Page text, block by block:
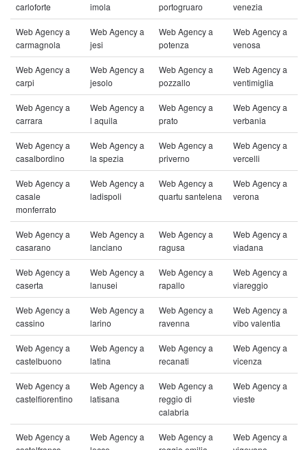
carloforte
imola
portogruaro
venezia
Web Agency a
carmagnola
Web Agency a
jesi
Web Agency a
potenza
Web Agency a
venosa
Web Agency a
carpi
Web Agency a
jesolo
Web Agency a
pozzallo
Web Agency a
ventimiglia
Web Agency a
carrara
Web Agency a
l aquila
Web Agency a
prato
Web Agency a
verbania
Web Agency a
casalbordino
Web Agency a
la spezia
Web Agency a
priverno
Web Agency a
vercelli
Web Agency a
casale
monferrato
Web Agency a
ladispoli
Web Agency a
quartu santelena
Web Agency a
verona
Web Agency a
casarano
Web Agency a
lanciano
Web Agency a
ragusa
Web Agency a
viadana
Web Agency a
caserta
Web Agency a
lanusei
Web Agency a
rapallo
Web Agency a
viareggio
Web Agency a
cassino
Web Agency a
larino
Web Agency a
ravenna
Web Agency a
vibo valentia
Web Agency a
castelbuono
Web Agency a
latina
Web Agency a
recanati
Web Agency a
vicenza
Web Agency a
castelfiorentino
Web Agency a
latisana
Web Agency a
reggio di
calabria
Web Agency a
vieste
Web Agency a
Web Agency a
Web Agency a
Web Agency a